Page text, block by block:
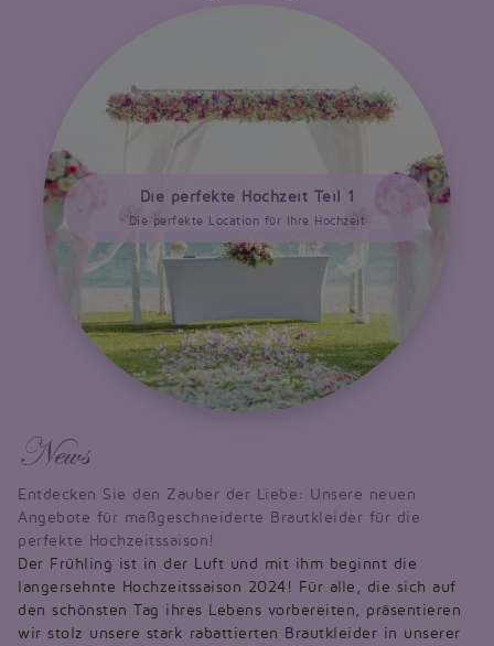
Die perfekte Hochzeit Teil 1
Die perfekte Location für Ihre Hochzeit
News
Entdecken Sie den Zauber der Liebe: Unsere neuen
Angebote für maßgeschneiderte Brautkleider für die
perfekte Hochzeitssaison!
Der Frühling ist in der Luft und mit ihm beginnt die
langersehnte Hochzeitssaison 2024! Für alle, die sich auf
den schönsten Tag ihres Lebens vorbereiten, präsentieren
wir stolz unsere stark rabattierten Brautkleider in unserer